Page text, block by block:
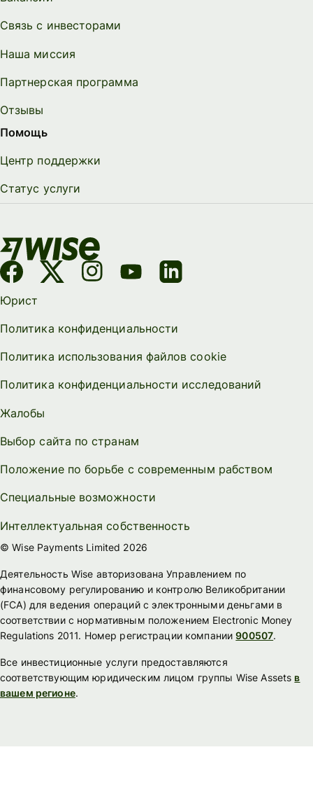
Связь с инвесторами
Наша миссия
Партнерская программа
Отзывы
Помощь
Центр поддержки
Статус услуги
Юрист
Политика конфиденциальности
Политика использования файлов cookie
Политика конфиденциальности исследований
Жалобы
Выбор сайта по странам
Положение по борьбе с современным рабством
Специальные возможности
Интеллектуальная собственность
© Wise Payments Limited 2026
Деятельность Wise авторизована Управлением по
финансовому регулированию и контролю Великобритании
(FСА) для ведения операций с электронными деньгами в
соответствии с нормативным положением Electronic Money
Regulations 2011. Номер регистрации компании900507.
Все инвестиционные услуги предоставляются
соответствующим юридическим лицом группы Wise Assets в
вашем регионе.